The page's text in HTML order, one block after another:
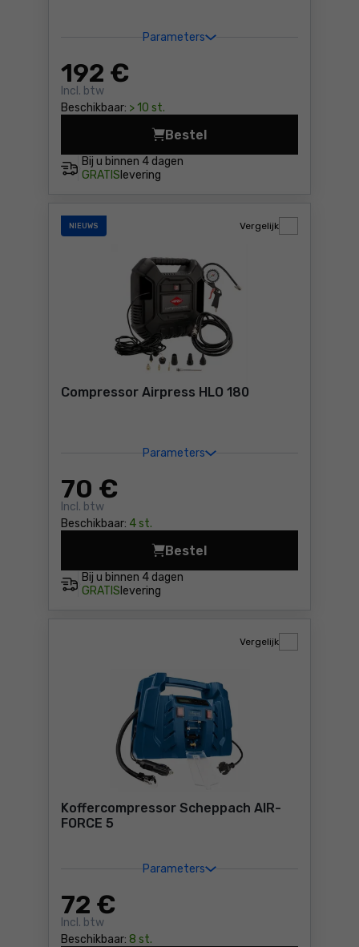
Parameters
192 €
Incl. btw
Beschikbaar: > 10 st.
Bij u binnen 4 dagen
GRATIS levering
Bestel
Compressor Metabo Basic
NIEUWS
Compressor Airpress HLO 180
Parameters
70 €
Incl. btw
Beschikbaar: 4 st.
Vergelijk
Bij u binnen 4 dagen
GRATIS levering
Bestel
Compressor Airpress HLO
Koffercompressor Scheppach AIR-
FORCE 5
Parameters
72 €
Incl. btw
Beschikbaar: 8 st.
Vergelijk